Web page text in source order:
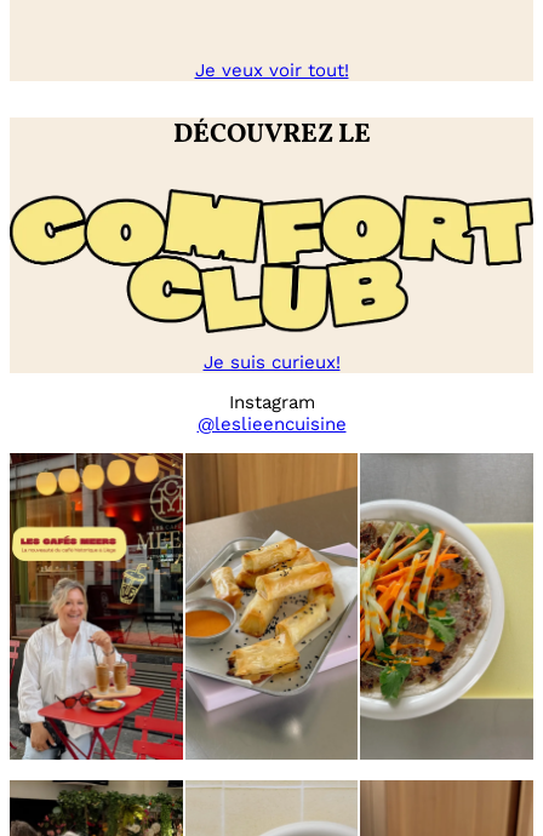
Je veux voir tout!
DÉCOUVREZ LE
Je suis curieux!
Instagram
@leslieencuisine